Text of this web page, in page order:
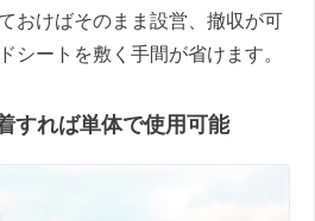
おけばそのまま設営、撤収が可
シートを敷く手間が省けます。
すれば単体で使用可能